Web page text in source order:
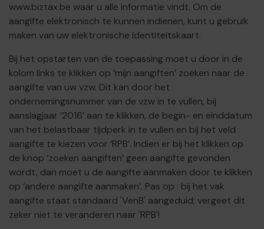
www.biztax.be waar u alle informatie vindt. Om de
aangifte elektronisch te kunnen indienen, kunt u gebruik
maken van uw elektronische identiteitskaart.
Bij het opstarten van de toepassing moet u door in de
kolom links te klikken op ‘mijn aangiften’ zoeken naar de
aangifte van uw vzw. Dit kan door het
ondernemingsnummer van de vzw in te vullen, bij
aanslagjaar ‘2016’ aan te klikken, de begin- en einddatum
van het belastbaar tijdperk in te vullen en bij het veld
aangifte te kiezen voor ‘RPB’. Indien er bij het klikken op
de knop ‘zoeken aangiften’ geen aangifte gevonden
wordt, dan moet u de aangifte aanmaken door te klikken
op ‘andere aangifte aanmaken’. Pas op : bij het vak
aangifte staat standaard 'VenB' aangeduid; vergeet dit
zeker niet te veranderen naar 'RPB'!